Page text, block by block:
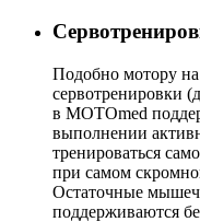
Подобно мотору
сервотренировки
в MOTOmed
выполнении
тренироваться
при самом
Остаточные
поддерживаются